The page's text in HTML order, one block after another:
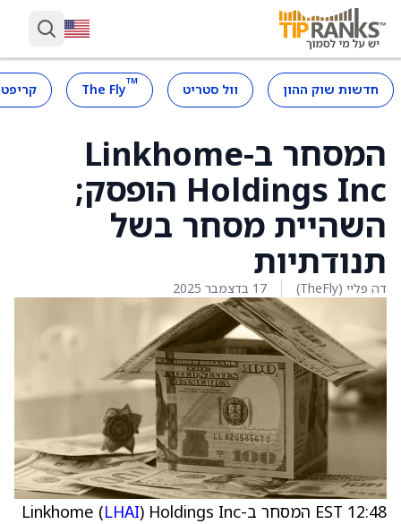
חדשות שוק ההון וול סטריט ™
The Fly
המסחר ב-Linkhome
Holdings Inc הופסק;
השהיית מסחר בשל
תנודתיות
דה פליי (TheFly) 17 בדצמבר 2025
12:48 EST המסחר ב-Linkhome ( LHAI) Holdings Inc